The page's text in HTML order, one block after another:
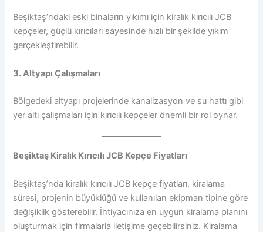
Beşiktaş’ndaki eski binaların yıkımı için kiralık kırıcılı JCB
kepçeler, güçlü kırıcıları sayesinde hızlı bir şekilde yıkım
gerçekleştirebilir.
3. Altyapı Çalışmaları
Bölgedeki altyapı projelerinde kanalizasyon ve su hattı gibi
yer altı çalışmaları için kırıcılı kepçeler önemli bir rol oynar.
Beşiktaş Kiralık Kırıcılı JCB Kepçe Fiyatları
Beşiktaş’nda kiralık kırıcılı JCB kepçe fiyatları, kiralama
süresi, projenin büyüklüğü ve kullanılan ekipman tipine göre
değişiklik gösterebilir. İhtiyacınıza en uygun kiralama planını
oluşturmak için firmalarla iletişime geçebilirsiniz. Kiralama